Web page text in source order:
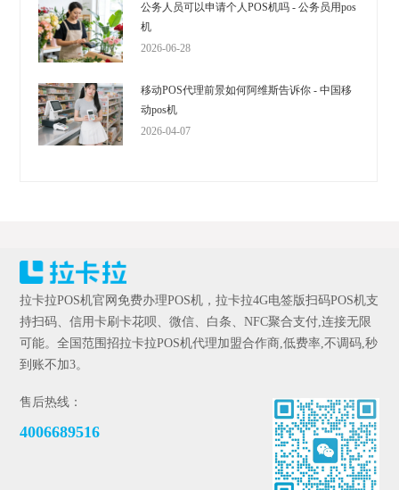
公务人员可以申请个人POS机吗 - 公务员用pos
机
2026-06-28
移动POS代理前景如何阿维斯告诉你 - 中国移
动pos机
2026-04-07
拉卡拉POS机官网免费办理POS机，拉卡拉4G电签版扫码POS机支
持扫码、信用卡刷卡花呗、微信、白条、NFC聚合支付,连接无限
可能。全国范围招拉卡拉POS机代理加盟合作商,低费率,不调码,秒
到账不加3。
售后热线：
4006689516